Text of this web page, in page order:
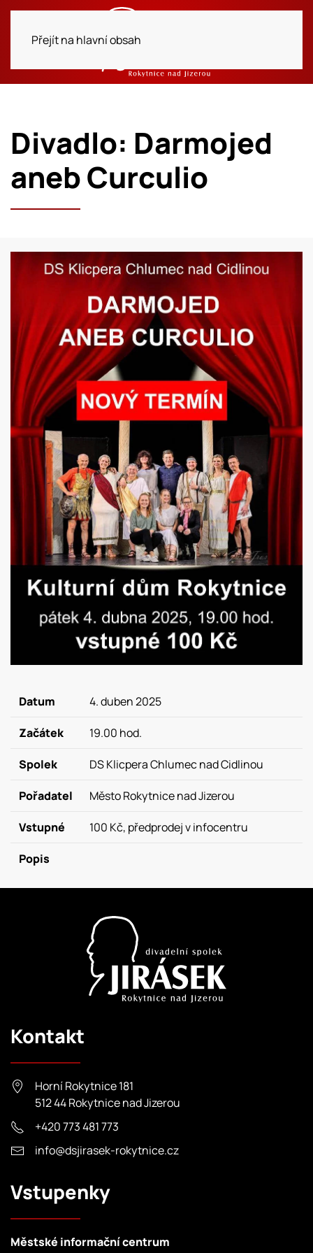
Přejít na hlavní obsah
Divadlo: Darmojed
aneb Curculio
Datum 4. duben 2025
Začátek 19.00 hod.
Spolek DS Klicpera Chlumec nad Cidlinou
Pořadatel Město Rokytnice nad Jizerou
Vstupné 100 Kč, předprodej v infocentru
Popis
Kontakt
Horní Rokytnice 181
512 44 Rokytnice nad Jizerou
+420 773 481 773
info@dsjirasek-rokytnice.cz
Vstupenky
Městské informační centrum